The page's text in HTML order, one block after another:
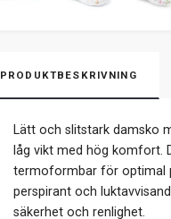
PRODUKTBESKRIVNING
Lätt och slitstark damsko
låg vikt med hög komfort.
termoformbar för optimal
perspirant och
säkerhet och renlighet.